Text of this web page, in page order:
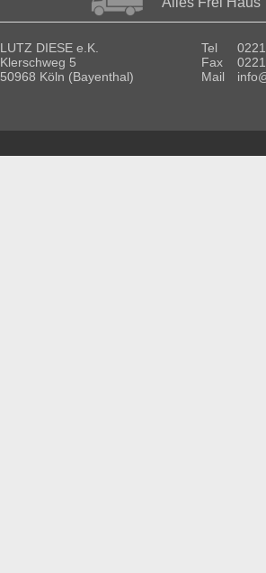
LUTZ DIESE e.K.
Klerschweg 5
50968 Köln (Bayenthal)
Tel
Fax
Mail